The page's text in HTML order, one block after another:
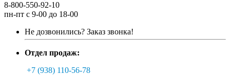
8-800-550-92-10
пн-пт с 9-00 до 18-00
Не дозвонились? Заказ звонка!
Отдел продаж:
+7 (938) 110-56-78